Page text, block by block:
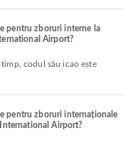
pentru zboruri interne la
Airport?
pentru zboruri internaționale
Airport?